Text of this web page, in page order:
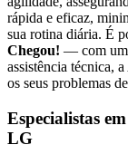
rápida e eficaz,
sua rotina diária. É
Chegou! — com um
assistência técnica,
os seus problemas
Especialistas
LG